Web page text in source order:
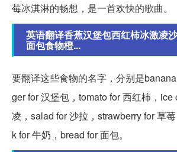
莓冰淇淋的畅想，是一首欢快的歌曲。
英语翻译香蕉汉堡包西红柿冰激凌
面包食物橙...
要翻译这些食物的名字，分别是
ger for 汉堡包，tomato for 西红柿，ice
凌，salad for 沙拉，strawberry for 草
k for 牛奶，bread for 面包。